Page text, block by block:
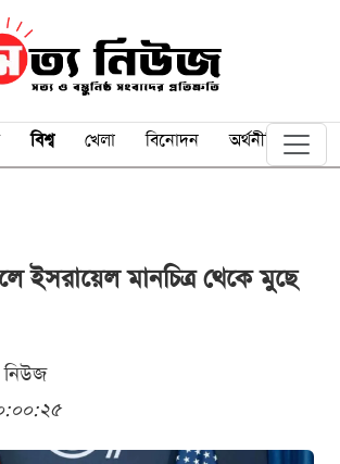
বিশ্ব খেলা বিনোদন অর্থনীতি
ইসরায়েল মানচিত্র থেকে মুছে
নিউজ